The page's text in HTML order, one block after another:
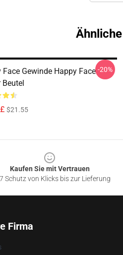
Face Gewinde Happy Face
Beutel
$21.55
-20%
Kaufen Sie mit Vertrauen
Schutz von Klicks bis zur Lieferung
Firma